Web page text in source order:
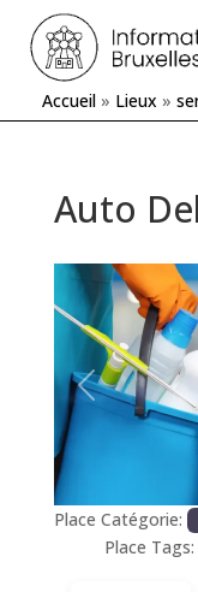
Accueil » Lieux »
Auto
Précédente
Place Catégorie:
Place Tags: